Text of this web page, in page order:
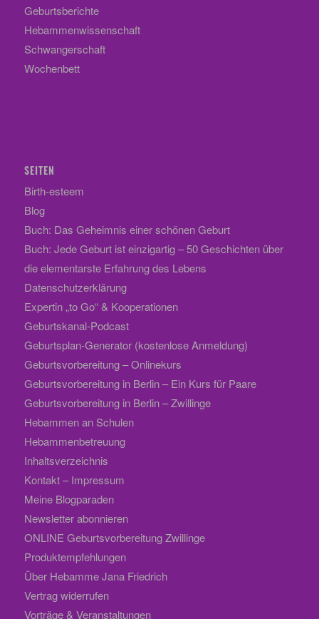
Geburtsberichte
Hebammenwissenschaft
Schwangerschaft
Wochenbett
SEITEN
Birth-esteem
Blog
Buch: Das Geheimnis einer schönen Geburt
Buch: Jede Geburt ist einzigartig – 50 Geschichten über
die elementarste Erfahrung des Lebens
Datenschutzerklärung
Expertin „to Go“ & Kooperationen
Geburtskanal-Podcast
Geburtsplan-Generator (kostenlose Anmeldung)
Geburtsvorbereitung – Onlinekurs
Geburtsvorbereitung in Berlin – Ein Kurs für Paare
Geburtsvorbereitung in Berlin – Zwillinge
Hebammen an Schulen
Hebammenbetreuung
Inhaltsverzeichnis
Kontakt – Impressum
Meine Blogparaden
Newsletter abonnieren
ONLINE Geburtsvorbereitung Zwillinge
Produktempfehlungen
Über Hebamme Jana Friedrich
Vertrag widerrufen
Vorträge & Veranstaltungen